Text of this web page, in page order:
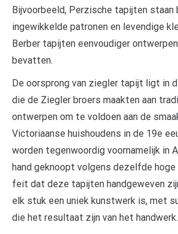
Bijvoorbeeld, Perzische tapijten staan
ingewikkelde patronen en levendige
Berber tapijten eenvoudiger
bevatten.
De oorsprong van ziegler tapijt ligt in
die de Ziegler broers maakten aan
ontwerpen om te voldoen aan de
Victoriaanse huishoudens in de 19e
worden tegenwoordig voornamelijk in
hand geknoopt volgens dezelfde hoge
feit dat deze tapijten handgeweven
elk stuk een uniek kunstwerk is, met
die het resultaat zijn van het handwerk.